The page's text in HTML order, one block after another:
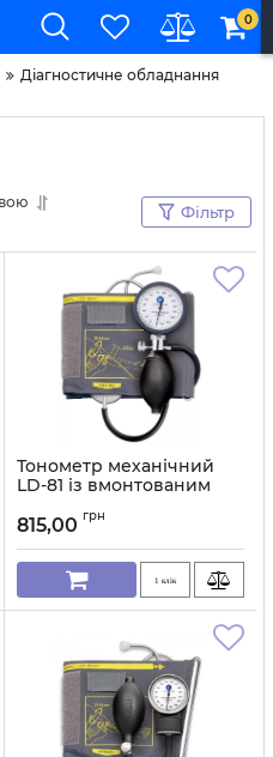
0
Діагностичне обладнання
Фільтр
Тонометр механічний
LD-81 із вмонтованим
Артикул: 11717
815,00 грн
1 клік